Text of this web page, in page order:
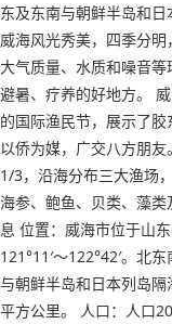
东及东南与朝鲜半岛和日
威海风光秀美，四季分明
大气质量、水质和噪音等
避暑、疗养的好地方。
的国际渔民节，展示了胶
以侨为媒，广交八方朋
1/3，沿海分布三大渔场
海参、鲍鱼、贝类、藻
息 位置：威海市位于山
121°11′～122°42′。北
与朝鲜半岛和日本列岛
平方公里。 人口：人口